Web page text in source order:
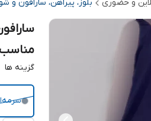
و حضوری بلوز، پیراهن، سارافون و
مناسب
گزینه ها